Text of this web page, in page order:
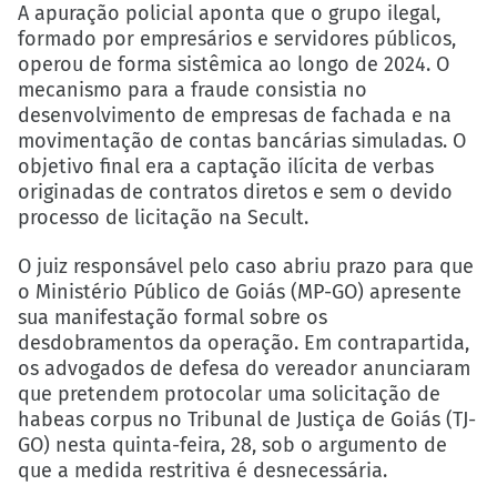
A apuração policial aponta que o grupo ilegal,
formado por empresários e servidores públicos,
operou de forma sistêmica ao longo de 2024. O
mecanismo para a fraude consistia no
desenvolvimento de empresas de fachada e na
movimentação de contas bancárias simuladas. O
objetivo final era a captação ilícita de verbas
originadas de contratos diretos e sem o devido
processo de licitação na Secult.
O juiz responsável pelo caso abriu prazo para que
o Ministério Público de Goiás (MP-GO) apresente
sua manifestação formal sobre os
desdobramentos da operação. Em contrapartida,
os advogados de defesa do vereador anunciaram
que pretendem protocolar uma solicitação de
habeas corpus no Tribunal de Justiça de Goiás (TJ-
GO) nesta quinta-feira, 28, sob o argumento de
que a medida restritiva é desnecessária.